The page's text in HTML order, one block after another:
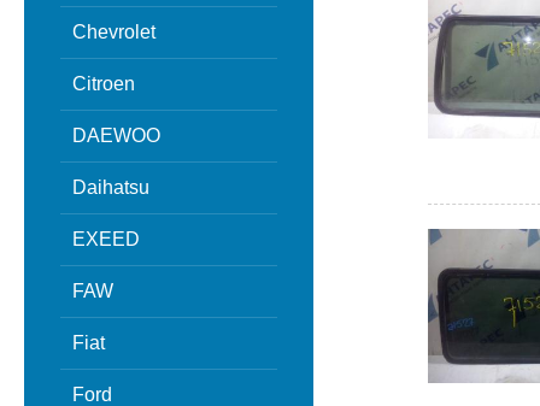
Chevrolet
Citroen
DAEWOO
Daihatsu
EXEED
FAW
Fiat
Ford